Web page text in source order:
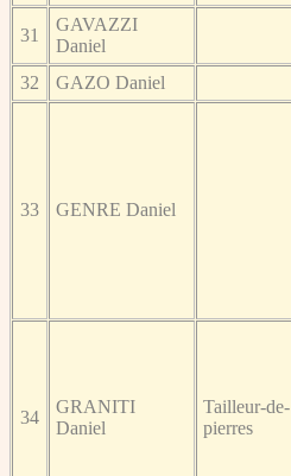
31
GAVAZZI
Daniel
32 GAZO Daniel
33 GENRE Daniel
34
GRANITI
Daniel
Tailleur-de-
pierres